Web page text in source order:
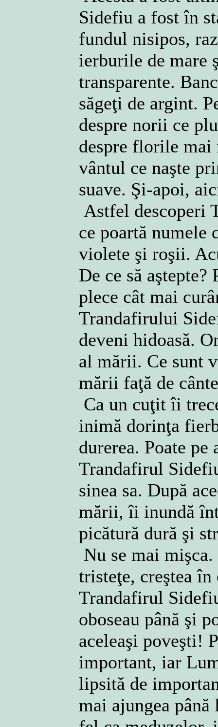
Sidefiu a fost în
fundul nisipos,
ierburile de mare
transparente.
săgeţi de argint.
despre norii ce
despre florile mai
vântul ce naşte
suave. Şi-apoi,
Astfel descoperi
ce poartă
violete şi roşii.
De ce să aştepte?
plece cât mai
Trandafirului
deveni hidoasă.
al mării. Ce sunt
mării faţă de
Ca un cuţit îi
inimă dorinţa
durerea. Poate
Trandafirul
sinea sa. După
mării, îi inundă
picătură dură şi
Nu se mai
tristeţe, creştea
Trandafirul
oboseau până şi
aceleaşi poveşti!
important, iar
lipsită de
mai ajungea